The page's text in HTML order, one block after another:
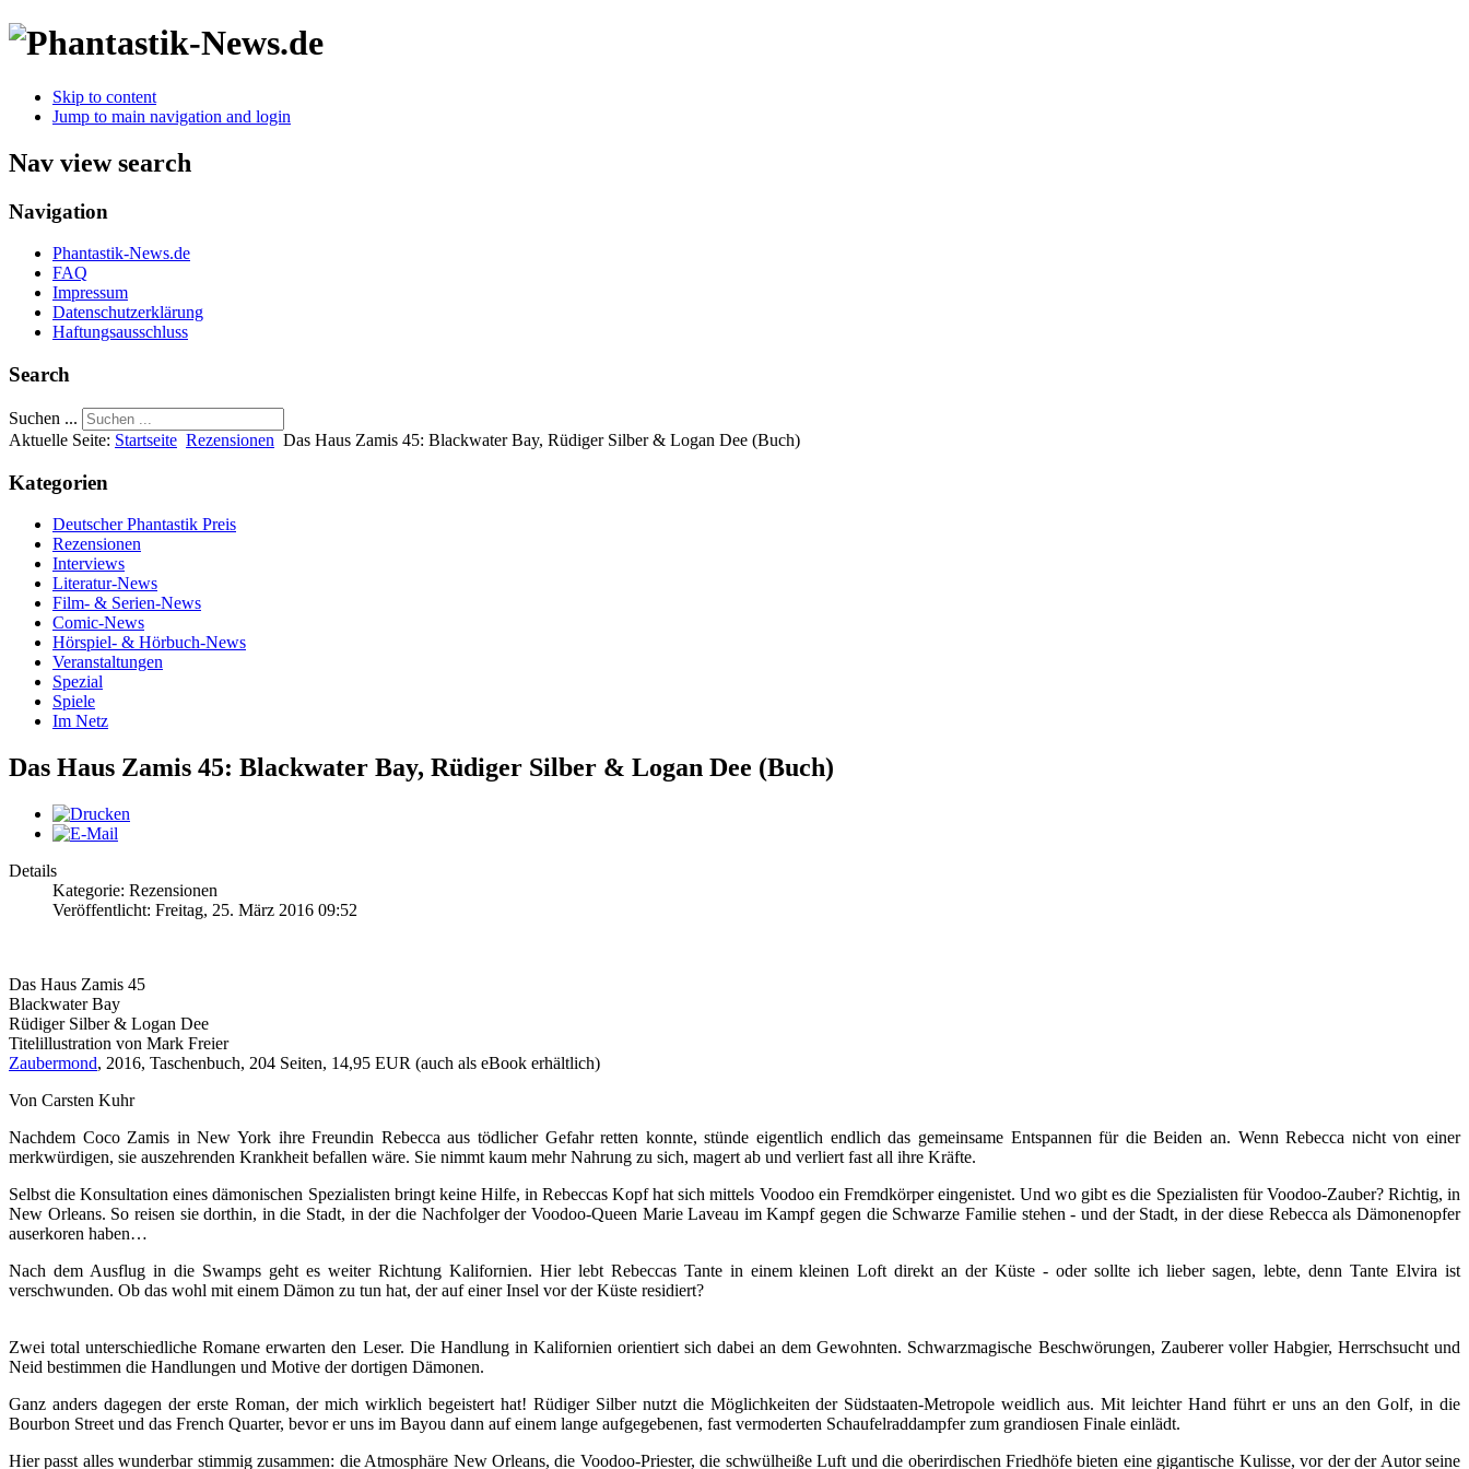
Skip to content
Jump to main navigation and login
Nav view search
Navigation
Phantastik-News.de
FAQ
Impressum
Datenschutzerklärung
Haftungsausschluss
Search
Suchen ...
Aktuelle Seite: Startseite Rezensionen Das Haus Zamis 45: Blackwater Bay, Rüdiger Silber & Logan Dee (Buch)
Kategorien
Deutscher Phantastik Preis
Rezensionen
Interviews
Literatur-News
Film- & Serien-News
Comic-News
Hörspiel- & Hörbuch-News
Veranstaltungen
Spezial
Spiele
Im Netz
Das Haus Zamis 45: Blackwater Bay, Rüdiger Silber & Logan Dee (Buch)
Details
Kategorie: Rezensionen
Veröffentlicht: Freitag, 25. März 2016 09:52
Das Haus Zamis 45
Blackwater Bay
Rüdiger Silber & Logan Dee
Titelillustration von Mark Freier
Zaubermond, 2016, Taschenbuch, 204 Seiten, 14,95 EUR (auch als eBook erhältlich)
Von Carsten Kuhr
Nachdem Coco Zamis in New York ihre Freundin Rebecca aus tödlicher Gefahr retten konnte, stünde eigentlich endlich das gemeinsame Entspannen für die Beiden an. Wenn Rebecca nicht von einer
merkwürdigen, sie auszehrenden Krankheit befallen wäre. Sie nimmt kaum mehr Nahrung zu sich, magert ab und verliert fast all ihre Kräfte.
Selbst die Konsultation eines dämonischen Spezialisten bringt keine Hilfe, in Rebeccas Kopf hat sich mittels Voodoo ein Fremdkörper eingenistet. Und wo gibt es die Spezialisten für Voodoo-Zauber? Richtig, in
New Orleans. So reisen sie dorthin, in die Stadt, in der die Nachfolger der Voodoo-Queen Marie Laveau im Kampf gegen die Schwarze Familie stehen - und der Stadt, in der diese Rebecca als Dämonenopfer
auserkoren haben…
Nach dem Ausflug in die Swamps geht es weiter Richtung Kalifornien. Hier lebt Rebeccas Tante in einem kleinen Loft direkt an der Küste - oder sollte ich lieber sagen, lebte, denn Tante Elvira ist
verschwunden. Ob das wohl mit einem Dämon zu tun hat, der auf einer Insel vor der Küste residiert?
Zwei total unterschiedliche Romane erwarten den Leser. Die Handlung in Kalifornien orientiert sich dabei an dem Gewohnten. Schwarzmagische Beschwörungen, Zauberer voller Habgier, Herrschsucht und
Neid bestimmen die Handlungen und Motive der dortigen Dämonen.
Ganz anders dagegen der erste Roman, der mich wirklich begeistert hat! Rüdiger Silber nutzt die Möglichkeiten der Südstaaten-Metropole weidlich aus. Mit leichter Hand führt er uns an den Golf, in die
Bourbon Street und das French Quarter, bevor er uns im Bayou dann auf einem lange aufgegebenen, fast vermoderten Schaufelraddampfer zum grandiosen Finale einlädt.
Hier passt alles wunderbar stimmig zusammen: die Atmosphäre New Orleans, die Voodoo-Priester, die schwülheiße Luft und die oberirdischen Friedhöfe bieten eine gigantische Kulisse, vor der der Autor seine